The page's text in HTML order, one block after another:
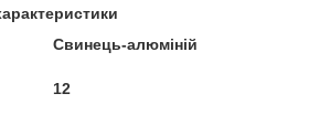
Свинець-алюміній
12